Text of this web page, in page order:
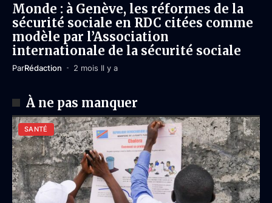
Monde : à Genève, les réformes de la
sécurité sociale en RDC citées comme
modèle par l’Association
internationale de la sécurité sociale
ParRédaction 2 mois Il y a
À ne pas manquer
SANTÉ